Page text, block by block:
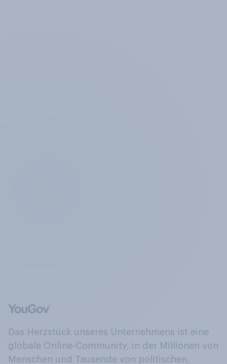
Das Herzstück unseres Unternehmens ist eine
globale Online-Community, in der Millionen von
Menschen und Tausende von politischen,